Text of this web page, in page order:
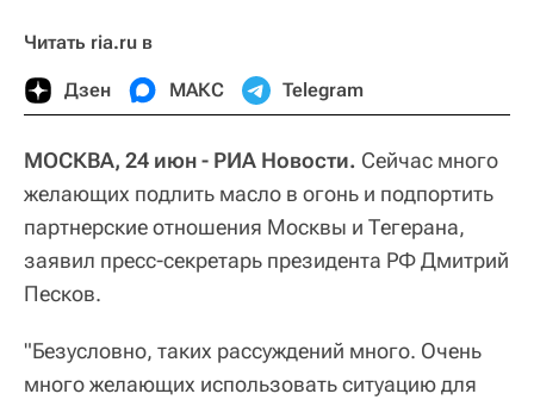
Читать ria.ru в
Дзен МАКС Telegram
МОСКВА, 24 июн - РИА Новости. Сейчас много
желающих подлить масло в огонь и подпортить
партнерские отношения Москвы и Тегерана,
заявил пресс-секретарь президента РФ Дмитрий
Песков.
"Безусловно, таких рассуждений много. Очень
много желающих использовать ситуацию для